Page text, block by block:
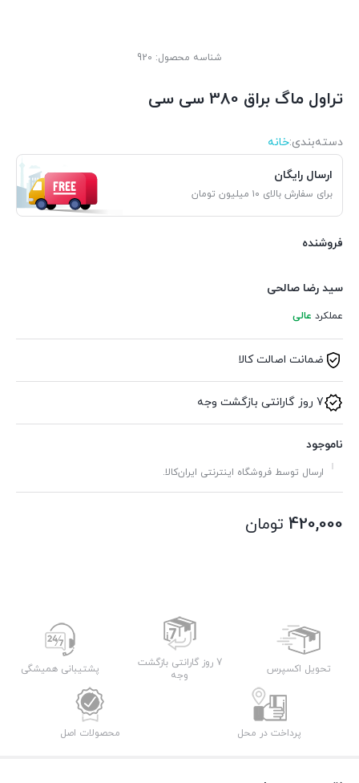
شناسه محصول: 920
تراول ماگ براق 380 سی سی
دسته‌بندی‌:خانه
ارسال رایگان
برای سفارش بالای ۱۰ میلیون تومان
فروشنده
سید رضا صالحی
عملکرد عالی
ضمانت اصالت کالا
7 روز گارانتی بازگشت وجه
ناموجود
ارسال توسط فروشگاه اینترنتی ایران‌کالا.
420,000 تومان
تحویل اکسپرس
7 روز گارانتی بازگشت
وجه
پشتیبانی همیشگی
پرداخت در محل محصولات اصل